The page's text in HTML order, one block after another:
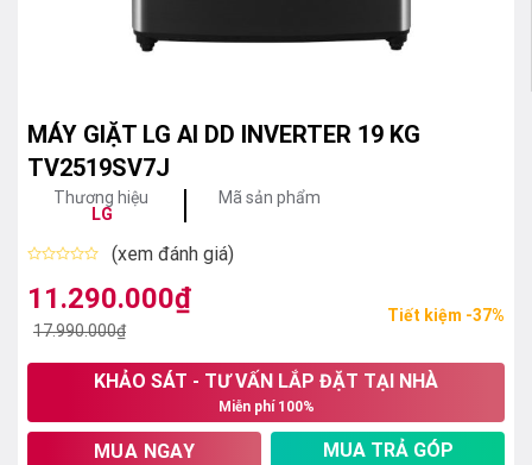
MÁY GIẶT LG AI DD INVERTER 19 KG
TV2519SV7J
Thương hiệu
LG
Mã sản phẩm
xếp
5
(xem đánh giá)
17.990.000₫
Giá
gốc
17.990.000₫.
11.290.000₫
Giá
hiện
Tiết kiệm -37%
KHẢO SÁT - TƯ VẤN LẮP ĐẶT TẠI NHÀ
Miễn phí 100%
MUA NGAY MUA TRẢ GÓP